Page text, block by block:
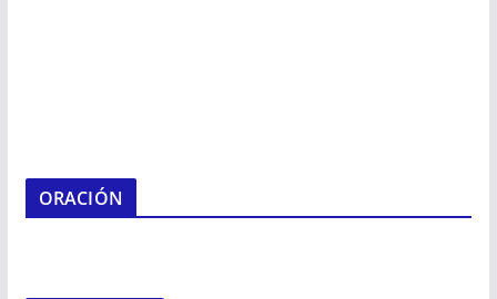
ORACIÓN